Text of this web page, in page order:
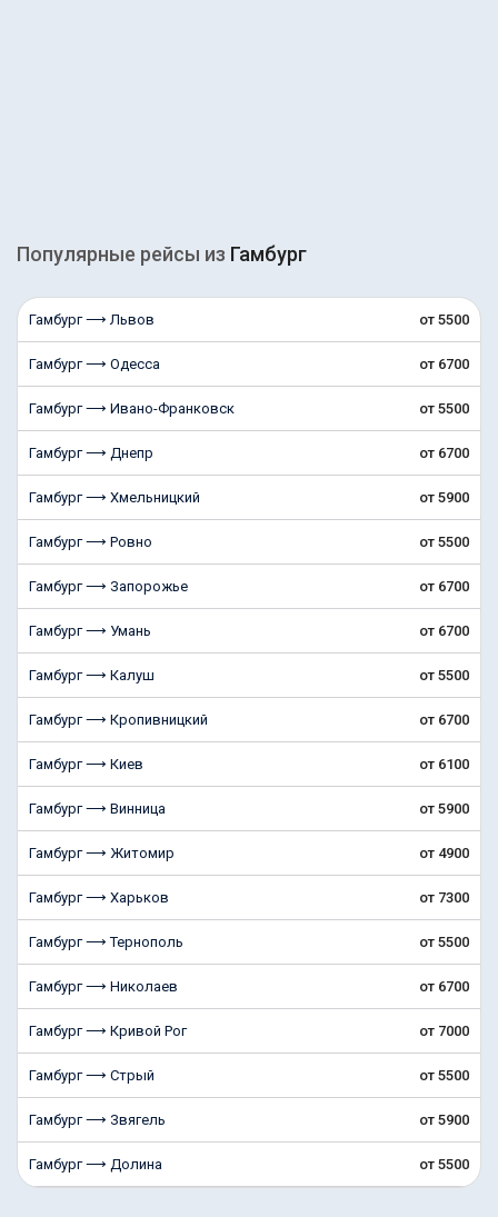
Популярные рейсы из Гамбург
Гамбург ⟶ Львов от 5500
Гамбург ⟶ Одесса от 6700
Гамбург ⟶ Ивано-Франковск от 5500
Гамбург ⟶ Днепр от 6700
Гамбург ⟶ Хмельницкий от 5900
Гамбург ⟶ Ровно от 5500
Гамбург ⟶ Запорожье от 6700
Гамбург ⟶ Умань от 6700
Гамбург ⟶ Калуш от 5500
Гамбург ⟶ Кропивницкий от 6700
Гамбург ⟶ Киев от 6100
Гамбург ⟶ Винница от 5900
Гамбург ⟶ Житомир от 4900
Гамбург ⟶ Харьков от 7300
Гамбург ⟶ Тернополь от 5500
Гамбург ⟶ Николаев от 6700
Гамбург ⟶ Кривой Рог от 7000
Гамбург ⟶ Стрый от 5500
Гамбург ⟶ Звягель от 5900
Гамбург ⟶ Долина от 5500